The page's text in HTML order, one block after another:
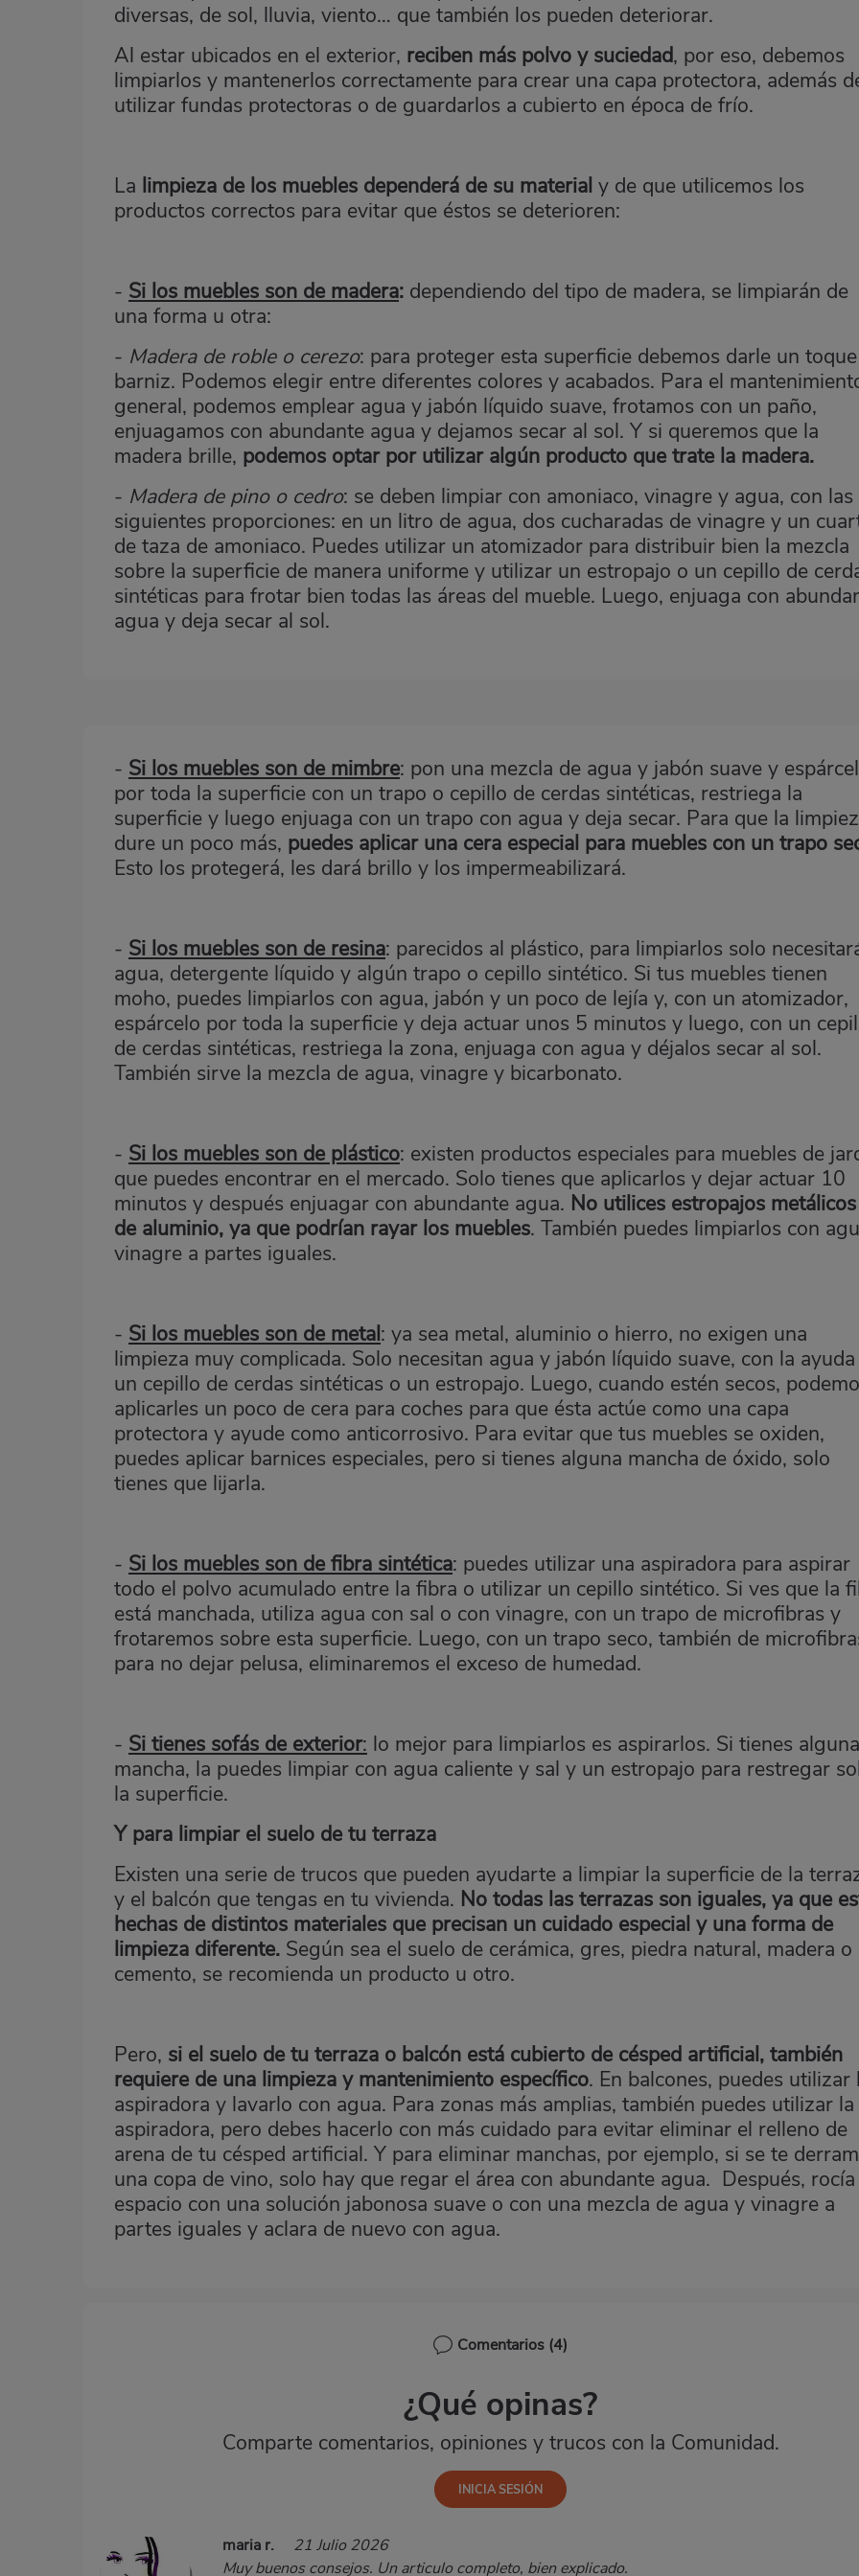
diversas, de sol, lluvia, viento… que también los pueden deteriorar.
Al estar ubicados en el exterior, reciben más polvo y suciedad, por eso, debemos
limpiarlos y mantenerlos correctamente para crear una capa protectora, además
utilizar fundas protectoras o de guardarlos a cubierto en época de frío.
La limpieza de los muebles dependerá de su material y de que utilicemos los
productos correctos para evitar que éstos se deterioren:
- Si los muebles son de madera: dependiendo del tipo de madera, se limpiarán de
una forma u otra:
- Madera de roble o cerezo: para proteger esta superficie debemos darle un
barniz. Podemos elegir entre diferentes colores y acabados. Para el
general, podemos emplear agua y jabón líquido suave, frotamos con un paño,
enjuagamos con abundante agua y dejamos secar al sol. Y si queremos que la
madera brille, podemos optar por utilizar algún producto que trate la madera.
- Madera de pino o cedro: se deben limpiar con amoniaco, vinagre y agua, con las
siguientes proporciones: en un litro de agua, dos cucharadas de vinagre y un
de taza de amoniaco. Puedes utilizar un atomizador para distribuir bien la mezcla
sobre la superficie de manera uniforme y utilizar un estropajo o un cepillo de
sintéticas para frotar bien todas las áreas del mueble. Luego, enjuaga con
agua y deja secar al sol.
Bloque
2
- Si los muebles son de mimbre: pon una mezcla de agua y jabón suave y
por toda la superficie con un trapo o cepillo de cerdas sintéticas, restriega la
superficie y luego enjuaga con un trapo con agua y deja secar. Para que la
dure un poco más, puedes aplicar una cera especial para muebles con un trapo
Esto los protegerá, les dará brillo y los impermeabilizará.
- Si los muebles son de resina: parecidos al plástico, para limpiarlos solo
agua, detergente líquido y algún trapo o cepillo sintético. Si tus muebles tienen
moho, puedes limpiarlos con agua, jabón y un poco de lejía y, con un atomizador,
espárcelo por toda la superficie y deja actuar unos 5 minutos y luego, con un
de cerdas sintéticas, restriega la zona, enjuaga con agua y déjalos secar al sol.
También sirve la mezcla de agua, vinagre y bicarbonato.
- Si los muebles son de plástico: existen productos especiales para muebles de
que puedes encontrar en el mercado. Solo tienes que aplicarlos y dejar actuar 10
minutos y después enjuagar con abundante agua. No utilices estropajos
de aluminio, ya que podrían rayar los muebles. También puedes limpiarlos con
vinagre a partes iguales.
- Si los muebles son de metal: ya sea metal, aluminio o hierro, no exigen una
limpieza muy complicada. Solo necesitan agua y jabón líquido suave, con la
un cepillo de cerdas sintéticas o un estropajo. Luego, cuando estén secos,
aplicarles un poco de cera para coches para que ésta actúe como una capa
protectora y ayude como anticorrosivo. Para evitar que tus muebles se oxiden,
puedes aplicar barnices especiales, pero si tienes alguna mancha de óxido, solo
tienes que lijarla.
- Si los muebles son de fibra sintética: puedes utilizar una aspiradora para aspirar
todo el polvo acumulado entre la fibra o utilizar un cepillo sintético. Si ves que la
está manchada, utiliza agua con sal o con vinagre, con un trapo de microfibras y
frotaremos sobre esta superficie. Luego, con un trapo seco, también de
para no dejar pelusa, eliminaremos el exceso de humedad.
- Si tienes sofás de exterior: lo mejor para limpiarlos es aspirarlos. Si tienes alguna
mancha, la puedes limpiar con agua caliente y sal y un estropajo para restregar
la superficie.
Y para limpiar el suelo de tu terraza
Existen una serie de trucos que pueden ayudarte a limpiar la superficie de la
y el balcón que tengas en tu vivienda. No todas las terrazas son iguales, ya que
hechas de distintos materiales que precisan un cuidado especial y una forma de
limpieza diferente. Según sea el suelo de cerámica, gres, piedra natural, madera o
cemento, se recomienda un producto u otro.
Pero, si el suelo de tu terraza o balcón está cubierto de césped artificial, también
requiere de una limpieza y mantenimiento específico. En balcones, puedes utilizar
aspiradora y lavarlo con agua. Para zonas más amplias, también puedes utilizar la
aspiradora, pero debes hacerlo con más cuidado para evitar eliminar el relleno de
arena de tu césped artificial. Y para eliminar manchas, por ejemplo, si se te
una copa de vino, solo hay que regar el área con abundante agua. Después,
espacio con una solución jabonosa suave o con una mezcla de agua y vinagre a
partes iguales y aclara de nuevo con agua.
Comentarios (4)
¿Qué opinas?
Comparte comentarios, opiniones y trucos con la Comunidad.
maria r.
21 Julio 2026
Muy buenos consejos. Un articulo completo, bien explicado.